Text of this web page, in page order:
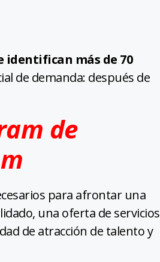
identifican más de 70
de demanda: después de
de
para afrontar una
una oferta de servicios
de atracción de talento y